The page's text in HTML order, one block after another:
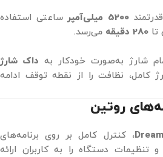
5200 میلی‌آمپر
ساعتی استفاده
280 دقیقه
می‌رسد.
شارژ به‌صورت خودکار به داک شارژ
کامل، نظافت را از نقطه توقف ادامه
روتین
، کنترل کامل بر روی برنامه‌های
تنظیمات دستگاه را به کاربران ارائه